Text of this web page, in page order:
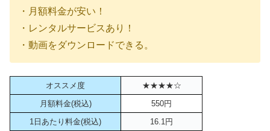
・月額料金が安い！
・レンタルサービスあり！
・動画をダウンロードできる。
オススメ度
★★★★☆
月額料金(税込)
550円
1日あたり料金(税込)
16.1円